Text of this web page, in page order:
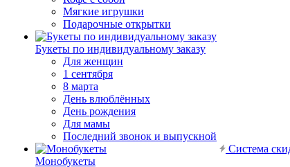
Мягкие игрушки
Подарочные открытки
Букеты по индивидуальному заказу
Для женщин
1 сентября
8 марта
День влюблённых
День рождения
Для мамы
Последний звонок и выпускной
Монобукеты
Система